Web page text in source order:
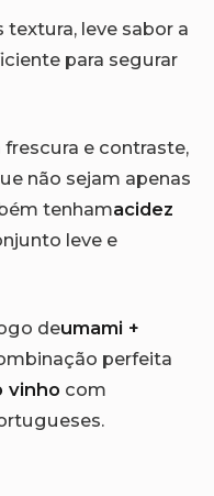
textura, leve sabor a
para segurar
e contraste,
não sejam apenas
tenhamacidez
leve e
deumami +
perfeita
vinho com